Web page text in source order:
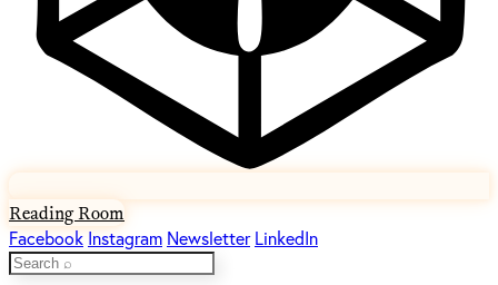
Reading Room
Facebook Instagram Newsletter LinkedIn